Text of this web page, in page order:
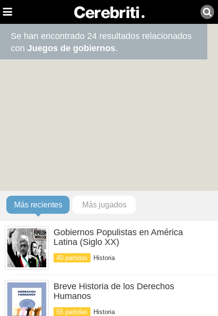
Se han encontrado 24 resultados relacionados
conJuegos de gobiernos.
Más recientes Más jugados
Gobiernos Populistas en América
Latina (Siglo XX)
40 partidas Historia
Breve Historia de los Derechos
Humanos
55 partidas Historia